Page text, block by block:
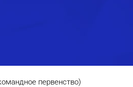
первенство)